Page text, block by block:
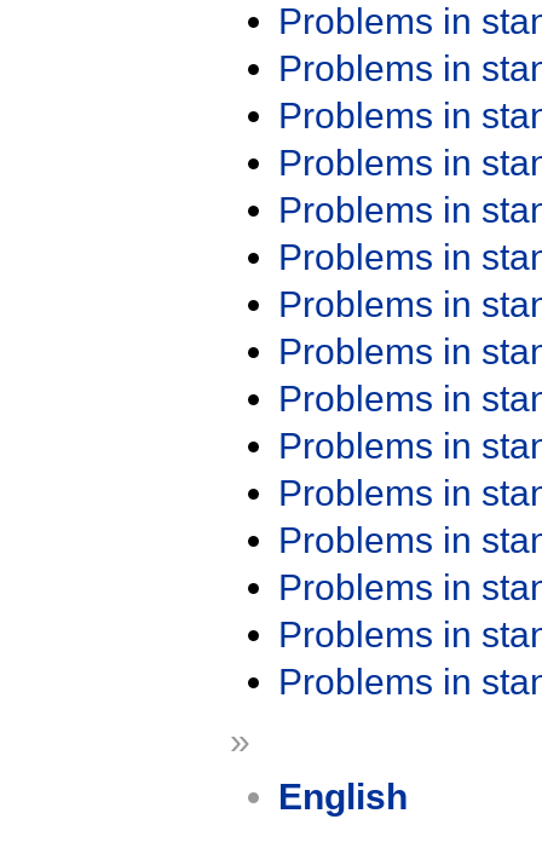
Problems in
Problems in
Problems in
Problems in
Problems in
Problems in
Problems in
Problems in
Problems in
Problems in
Problems in
Problems in
Problems in
Problems in
Problems in
»
English